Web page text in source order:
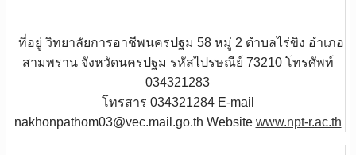
ที่อยู่ วิทยาลัยการอาชีพนครปฐม 58 หมู่ 2 ตำบลไร่ขิง อำเภอ
สามพราน จังหวัดนครปฐม รหัสไปรษณีย์ 73210 โทรศัพท์
034321283
โทรสาร 034321284 E-mail
nakhonpathom03@vec.mail.go.th Website www.npt-r.ac.th